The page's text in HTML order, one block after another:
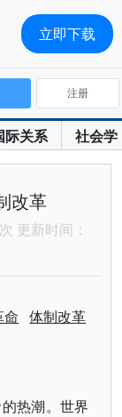
际关系 社会学
注册
改革
更新时间：
命 体制改革
热潮。世界
立即下载